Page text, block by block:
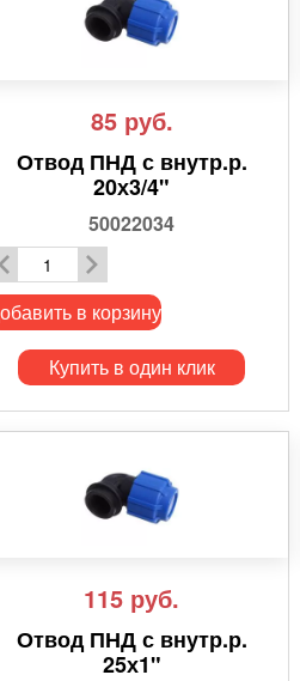
85 руб.
Отвод ПНД с внутр.р.
20х3/4"
50022034
в корзину
Купить в один клик
115 руб.
Отвод ПНД с внутр.р.
25х1"